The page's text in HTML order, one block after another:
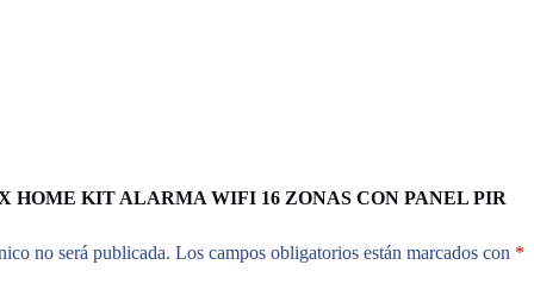
HOME KIT ALARMA WIFI 16 ZONAS CON PANEL PIR
no será publicada. Los campos obligatorios están marcados con *